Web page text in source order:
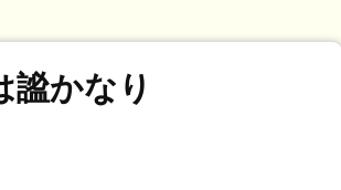
謐かなり